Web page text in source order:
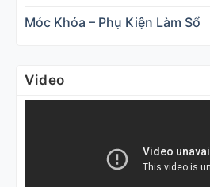
Móc Khóa – Phụ Kiện Làm Sổ
Video